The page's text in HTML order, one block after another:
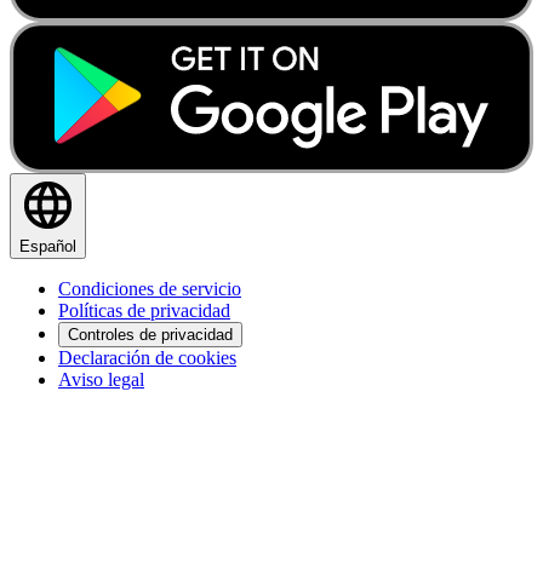
Español
Condiciones de servicio
Políticas de privacidad
Controles de privacidad
Declaración de cookies
Aviso legal